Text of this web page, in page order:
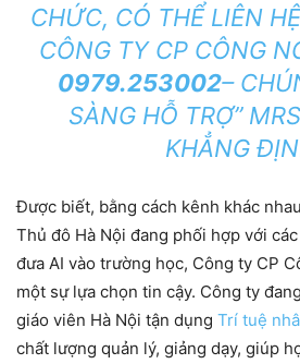
CHỨC, CÓ THỂ LIÊN
CÔNG TY CP CÔNG
0979.253002–
SÀNG HỖ TRỢ”
KHẲNG
Được biết, bằng cách kênh khác
Thủ đô Hà Nội đang phối hợp với
đưa AI vào trường học, Công ty CP
một sự lựa chọn tin cậy. Công ty
giáo viên Hà Nội tận dụng Trí tuệ
chất lượng quản lý, giảng dạy, giúp